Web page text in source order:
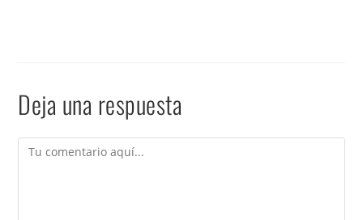
Deja una respuesta